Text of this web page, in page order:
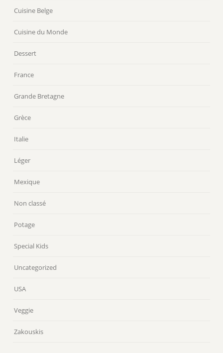
Cuisine Belge
Cuisine du Monde
Dessert
France
Grande Bretagne
Grèce
Italie
Léger
Mexique
Non classé
Potage
Special Kids
Uncategorized
USA
Veggie
Zakouskis